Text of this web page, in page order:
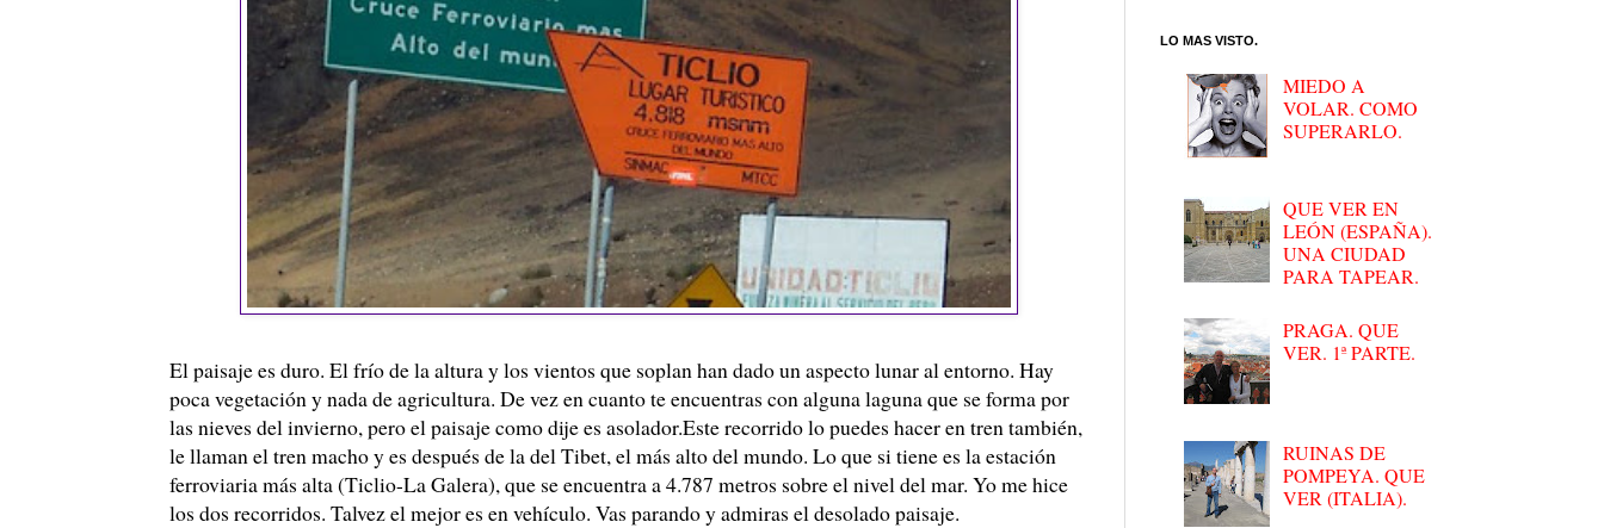
El paisaje es duro. El frío de la altura y los vientos que soplan han dado un aspecto lunar al entorno. Hay
poca vegetación y nada de agricultura. De vez en cuanto te encuentras con alguna laguna que se forma por
las nieves del invierno, pero el paisaje como dije es asolador.Este recorrido lo puedes hacer en tren también,
le llaman el tren macho y es después de la del Tibet, el más alto del mundo. Lo que si tiene es la estación
ferroviaria más alta (Ticlio-La Galera), que se encuentra a 4.787 metros sobre el nivel del mar. Yo me hice
los dos recorridos. Talvezel mejor es en vehículo. Vas parando y admiras el desolado paisaje.
LO MAS VISTO.
MIEDO A
VOLAR. COMO
SUPERARLO.
QUE VER EN
LEÓN (ESPAÑA).
UNA CIUDAD
PARA TAPEAR.
PRAGA. QUE
VER. 1ª PARTE.
RUINAS DE
POMPEYA. QUE
VER (ITALIA).